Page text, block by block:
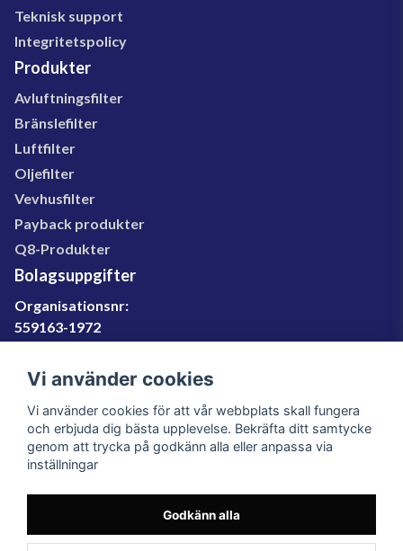
Teknisk support
Integritetspolicy
Produkter
Avluftningsfilter
Bränslefilter
Luftfilter
Oljefilter
Vevhusfilter
Payback produkter
Q8-Produkter
Bolagsuppgifter
Organisationsnr:
559163-1972
SE559163197201
060-566 800
info@filter.se
Organisationsnummer: 559163-1972
Vi använder cookies
Vi använder cookies för att vår webbplats skall fungera
och erbjuda dig bästa upplevelse. Bekräfta ditt samtycke
genom att trycka på godkänn alla eller anpassa via
inställningar
Godkänn alla